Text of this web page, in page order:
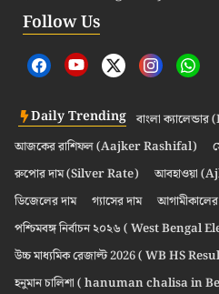
Follow Us
Daily Trending বাংলা
আজকের রাশিফল (Aajker Rashifal)
রুপোর দাম (Silver Rate)
আবহাওয়া
ডিজেলের দাম
গ্যাসের দাম
পশ্চিমবঙ্গ নির্বাচন ২০২৬ ( West Bengal
উচ্চ মাধ্যমিক রেজাল্ট 2026 ( WB HS
হনুমান চালিশা ( hanuman chalisa in